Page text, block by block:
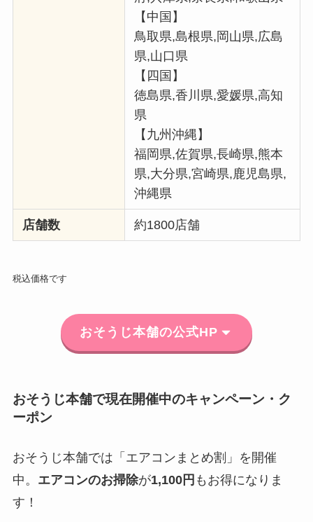
【中国】
鳥取県,島根県,岡山県,広島
県,山口県
【四国】
徳島県,香川県,愛媛県,高知
県
【九州沖縄】
福岡県,佐賀県,長崎県,熊本
県,大分県,宮崎県,鹿児島県,
沖縄県
店舗数 約1800店舗
税込価格です
おそうじ本舗の公式HP
おそうじ本舗で現在開催中のキャンペーン・ク
ーポン
おそうじ本舗では「エアコンまとめ割」を開催
中。 エアコンのお掃除が1,100円 もお得になりま
す！